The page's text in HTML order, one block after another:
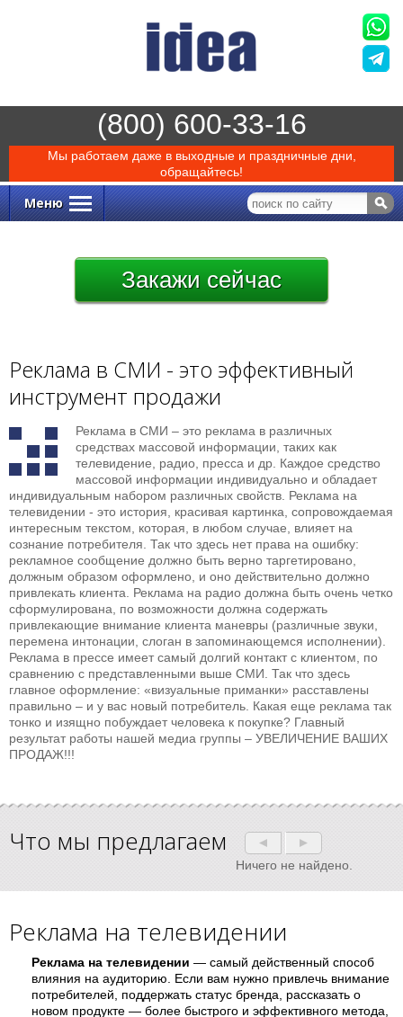
(800) 600-33-16
Мы работаем даже в выходные и праздничные дни,
обращайтесь!
Меню
Закажисейчас
Реклама в СМИ - это эффективный
инструмент продажи
Реклама в СМИ – это реклама в различных
средствах массовой информации, таких как
телевидение, радио, пресса и др. Каждое средство
массовой информации индивидуально и обладает
индивидуальным набором различных свойств. Реклама на
телевидении - это история, красивая картинка, сопровождаемая
интересным текстом, которая, в любом случае, влияет на
сознание потребителя. Так что здесь нет права на ошибку:
рекламное сообщение должно быть верно таргетировано,
должным образом оформлено, и оно действительно должно
привлекать клиента. Реклама на радио должна быть очень четко
сформулирована, по возможности должна содержать
привлекающие внимание клиента маневры (различные звуки,
перемена интонации, слоган в запоминающемся исполнении).
Реклама в прессе имеет самый долгий контакт с клиентом, по
сравнению с представленными выше СМИ. Так что здесь
главное оформление: «визуальные приманки» расставлены
правильно – и у вас новый потребитель. Какая еще реклама так
тонко и изящно побуждает человека к покупке? Главный
результат работы нашей медиа группы – УВЕЛИЧЕНИЕ ВАШИХ
ПРОДАЖ!!!
Что мы предлагаем
Ничего не найдено.
Реклама на телевидении
Реклама на телевидении — самый действенный способ
влияния на аудиторию. Если вам нужно привлечь внимание
потребителей, поддержать статус бренда, рассказать о
новом продукте — более быстрого и эффективного метода,